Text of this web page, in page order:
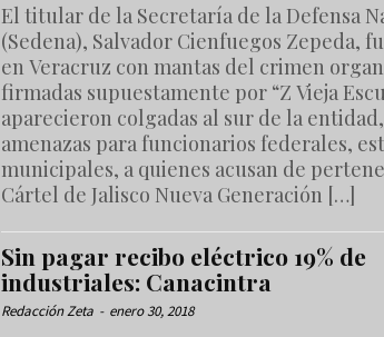
El titular de la Secretaría de la Defensa
(Sedena), Salvador Cienfuegos Zepeda,
en Veracruz con mantas del crimen
firmadas supuestamente por “Z Vieja
aparecieron colgadas al sur de la
amenazas para funcionarios federales,
municipales, a quienes acusan de
Cártel de Jalisco Nueva Generación […]
Sin pagar recibo eléctrico 19% de
industriales: Canacintra
Redacción Zeta - enero 30, 2018